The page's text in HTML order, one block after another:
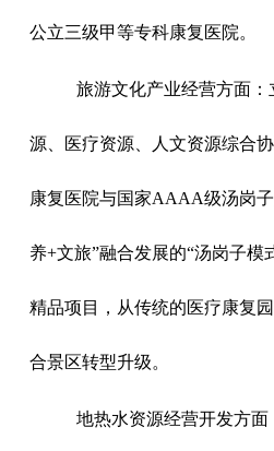
公立三级甲等专科康复医院。
旅游文化产业经营方面
源、医疗资源、人文资源综合
康复医院与国家AAAA级汤岗
养+文旅”融合发展的“汤岗子模
精品项目，从传统的医疗康复
合景区转型升级。
地热水资源经营开发方面